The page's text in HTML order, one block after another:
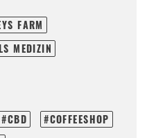
FARM
MEDIZIN
CBD
COFFEESHOP